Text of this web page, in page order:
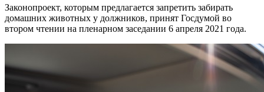
Законопроект, которым предлагается запретить забирать
домашних животных у должников, принят Госдумой во
втором чтении на пленарном заседании 6 апреля 2021 года.